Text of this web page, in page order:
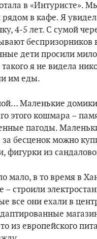
в «Интуристе».
в кафе. Я
4-5 лет. С сумой
беспризорников
дети просили
я не видела
им еды.
Маленькие
этого кошмара –
пагоды.
за бесценок можно
фигурки из
мало, в то время в
– строили
все они ехали в
из европейского